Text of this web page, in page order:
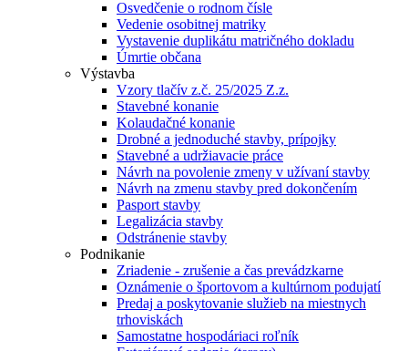
Osvedčenie o rodnom čísle
Vedenie osobitnej matriky
Vystavenie duplikátu matričného dokladu
Úmrtie občana
Výstavba
Vzory tlačív z.č. 25/2025 Z.z.
Stavebné konanie
Kolaudačné konanie
Drobné a jednoduché stavby, prípojky
Stavebné a udržiavacie práce
Návrh na povolenie zmeny v užívaní stavby
Návrh na zmenu stavby pred dokončením
Pasport stavby
Legalizácia stavby
Odstránenie stavby
Podnikanie
Zriadenie - zrušenie a čas prevádzkarne
Oznámenie o športovom a kultúrnom podujatí
Predaj a poskytovanie služieb na miestnych
trhoviskách
Samostatne hospodáriaci roľník